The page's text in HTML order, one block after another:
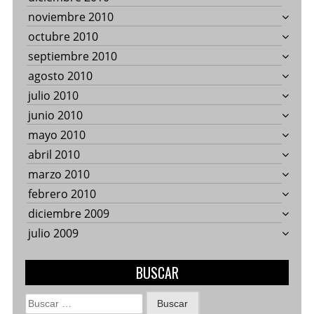
noviembre 2010
octubre 2010
septiembre 2010
agosto 2010
julio 2010
junio 2010
mayo 2010
abril 2010
marzo 2010
febrero 2010
diciembre 2009
julio 2009
BUSCAR
Buscar: